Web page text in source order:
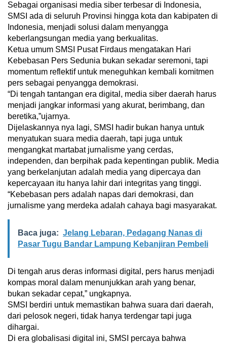
Sebagai organisasi media siber terbesar di Indonesia,
SMSI ada di seluruh Provinsi hingga kota dan kabipaten di
Indonesia, menjadi solusi dalam menyangga
keberlangsungan media yang berkualitas.
Ketua umum SMSI Pusat Firdaus mengatakan Hari
Kebebasan Pers Sedunia bukan sekadar seremoni, tapi
momentum reflektif untuk meneguhkan kembali komitmen
pers sebagai penyangga demokrasi.
“Di tengah tantangan era digital, media siber daerah harus
menjadi jangkar informasi yang akurat, berimbang, dan
beretika,”ujarnya.
Dijelaskannya nya lagi, SMSI hadir bukan hanya untuk
menyatukan suara media daerah, tapi juga untuk
mengangkat martabat jurnalisme yang cerdas,
independen, dan berpihak pada kepentingan publik. Media
yang berkelanjutan adalah media yang dipercaya dan
kepercayaan itu hanya lahir dari integritas yang tinggi.
“Kebebasan pers adalah napas dari demokrasi, dan
jurnalisme yang merdeka adalah cahaya bagi masyarakat.
Baca juga: Jelang Lebaran, Pedagang Nanas di
Pasar Tugu Bandar Lampung Kebanjiran Pembeli
Di tengah arus deras informasi digital, pers harus menjadi
kompas moral dalam menunjukkan arah yang benar,
bukan sekadar cepat,” ungkapnya.
SMSI berdiri untuk memastikan bahwa suara dari daerah,
dari pelosok negeri, tidak hanya terdengar tapi juga
dihargai.
Di era globalisasi digital ini, SMSI percaya bahwa